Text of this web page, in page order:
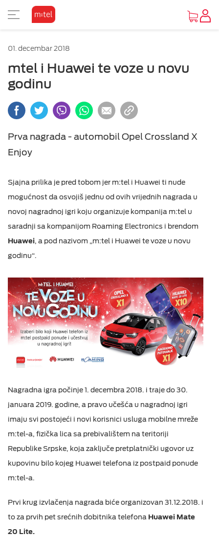
KAKO DO UREĐAJA
IZDVAJAMO
O MTEL PAKETIMA
O MTEL MOBILNOJ
DOPUNA
MOBILNI INTERNET
OSTALE USLUGE
ESIM TRAVEL & TURIST
O M:SAT TV USLUZI I PAKETIMA
M:SAT PAKETI SA 2 USLUGE
GLEDAJ I ZABAVI SE
TV ZA PONIJETI
O MTEL INTERNETU
O MTEL TELEFONIJI
POČETNA STRANA
Vijesti
Servisne informacije
DOKUMENTA
M:TEL APLIKACIJE
KONTAKT
Osnovni prikaz
01. decembar 2018
mtel i Huawei te voze u novu
godinu
Prva nagrada - automobil Opel Crossland X
Enjoy
Sjajna prilika je pred tobom jer m:tel i Huawei ti nude
mogućnost da osvojiš jednu od ovih vrijednih nagrada u
novoj nagradnoj igri koju organizuje kompanija m:tel u
saradnji sa kompanijom Roaming Electronics i brendom
Huawei, a pod nazivom „m:tel i Huawei te voze u novu
godinu“.
Nagradna igra počinje 1. decembra 2018. i traje do 30.
januara 2019. godine, a pravo učešća u nagradnoj igri
imaju svi postojeći i novi korisnici usluga mobilne mreže
m:tel-a, fizička lica sa prebivalištem na teritoriji
Republike Srpske, koja zaključe pretplatnički ugovor uz
kupovinu bilo kojeg Huawei telefona iz postpaid ponude
m:tel-a.
Prvi krug izvlačenja nagrada biće organizovan 31.12.2018. i
to za prvih pet srećnih dobitnika telefona Huawei Mate
20 Lite.